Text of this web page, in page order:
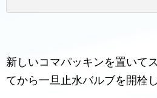
新しいコマパッキンを置いて
てから一旦止水バルブを開栓